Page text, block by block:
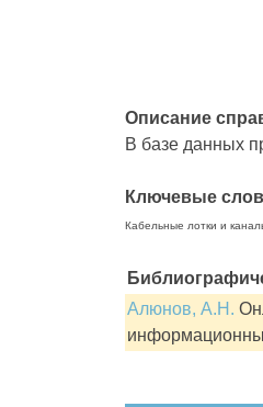
Описание
В базе данных
Ключевые
Кабельные лотки и
Алюнов, А.Н.